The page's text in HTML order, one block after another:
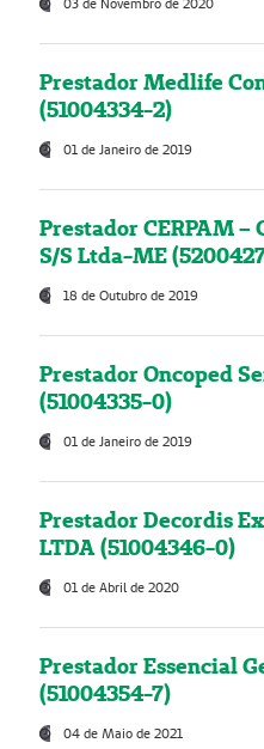
Prestador Medlife
(51004334-2)
01 de Janeiro de 2019
Prestador CERPAM –
S/S Ltda-ME
18 de Outubro de 2019
Prestador Oncoped
(51004335-0)
01 de Janeiro de 2019
Prestador Decordis
LTDA (51004346-0)
01 de Abril de 2020
Prestador Essencial
(51004354-7)
04 de Maio de 2021